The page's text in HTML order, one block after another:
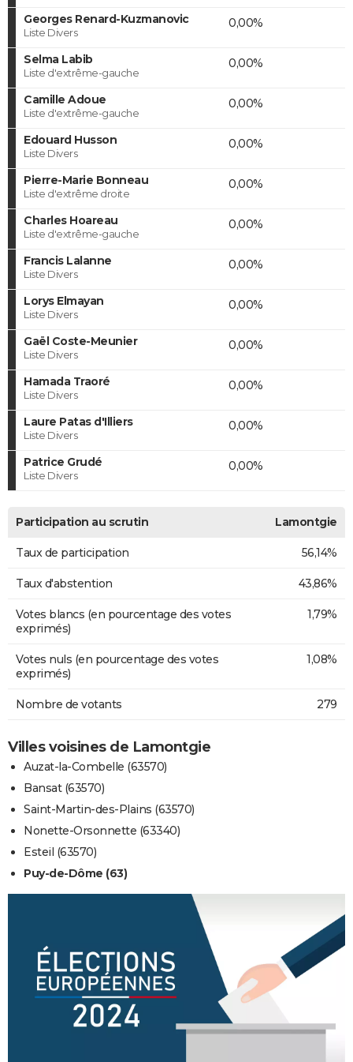
Georges Renard-Kuzmanovic
Liste Divers
0,00%
Selma Labib
Liste d'extrême-gauche
0,00%
Camille Adoue
Liste d'extrême-gauche
0,00%
Edouard Husson
Liste Divers
0,00%
Pierre-Marie Bonneau
Liste d'extrême droite
0,00%
Charles Hoareau
Liste d'extrême-gauche
0,00%
Francis Lalanne
Liste Divers
0,00%
Lorys Elmayan
Liste Divers
0,00%
Gaël Coste-Meunier
Liste Divers
0,00%
Hamada Traoré
Liste Divers
0,00%
Laure Patas d'Illiers
Liste Divers
0,00%
Patrice Grudé
Liste Divers
0,00%
Participation au scrutin Lamontgie
Taux de participation 56,14%
Taux d'abstention 43,86%
Votes blancs (en pourcentage des votes
exprimés)
1,79%
Votes nuls (en pourcentage des votes
exprimés)
1,08%
Nombre de votants 279
Villes voisines de Lamontgie
Auzat-la-Combelle (63570)
Bansat (63570)
Saint-Martin-des-Plains (63570)
Nonette-Orsonnette (63340)
Esteil (63570)
Puy-de-Dôme (63)